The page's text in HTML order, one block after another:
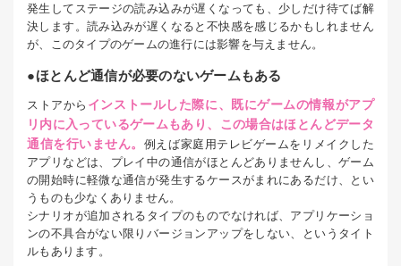
発生してステージの読み込みが遅くなっても、少しだけ待てば解
決します。読み込みが遅くなると不快感を感じるかもしれません
が、このタイプのゲームの進行には影響を与えません。
ほとんど通信が必要のないゲームもある
ストアから インストールした際に、既にゲームの情報がアプ
リ内に入っているゲームもあり、この場合はほとんどデータ
通信を行いません。 例えば家庭用テレビゲームをリメイクした
アプリなどは、プレイ中の通信がほとんどありませんし、ゲーム
の開始時に軽微な通信が発生するケースがまれにあるだけ、とい
うものも少なくありません。
シナリオが追加されるタイプのものでなければ、アプリケーショ
ンの不具合がない限りバージョンアップをしない、というタイト
ルもあります。